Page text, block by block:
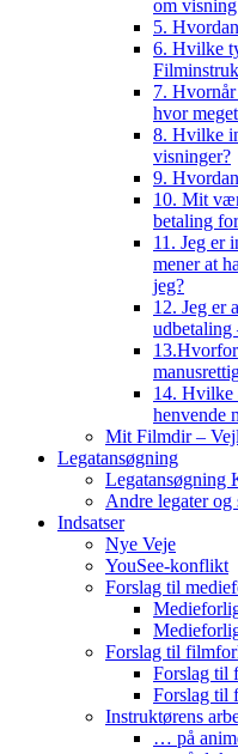
om
5.
6. Hvilke
7.
hvor
8. Hvilke
visninger?
9.
10. Mit
betaling
11. Jeg er
mener at
jeg?
12. Jeg er
udbetaling
14. Hvilke
henvende
Mit Filmdir –
Legatansøgning
Legatansøgning
Andre legater og
Indsatser
Nye Veje
YouSee-konflikt
Forslag til
Forslag til
Forslag til
Forslag til
Instruktørens
… på